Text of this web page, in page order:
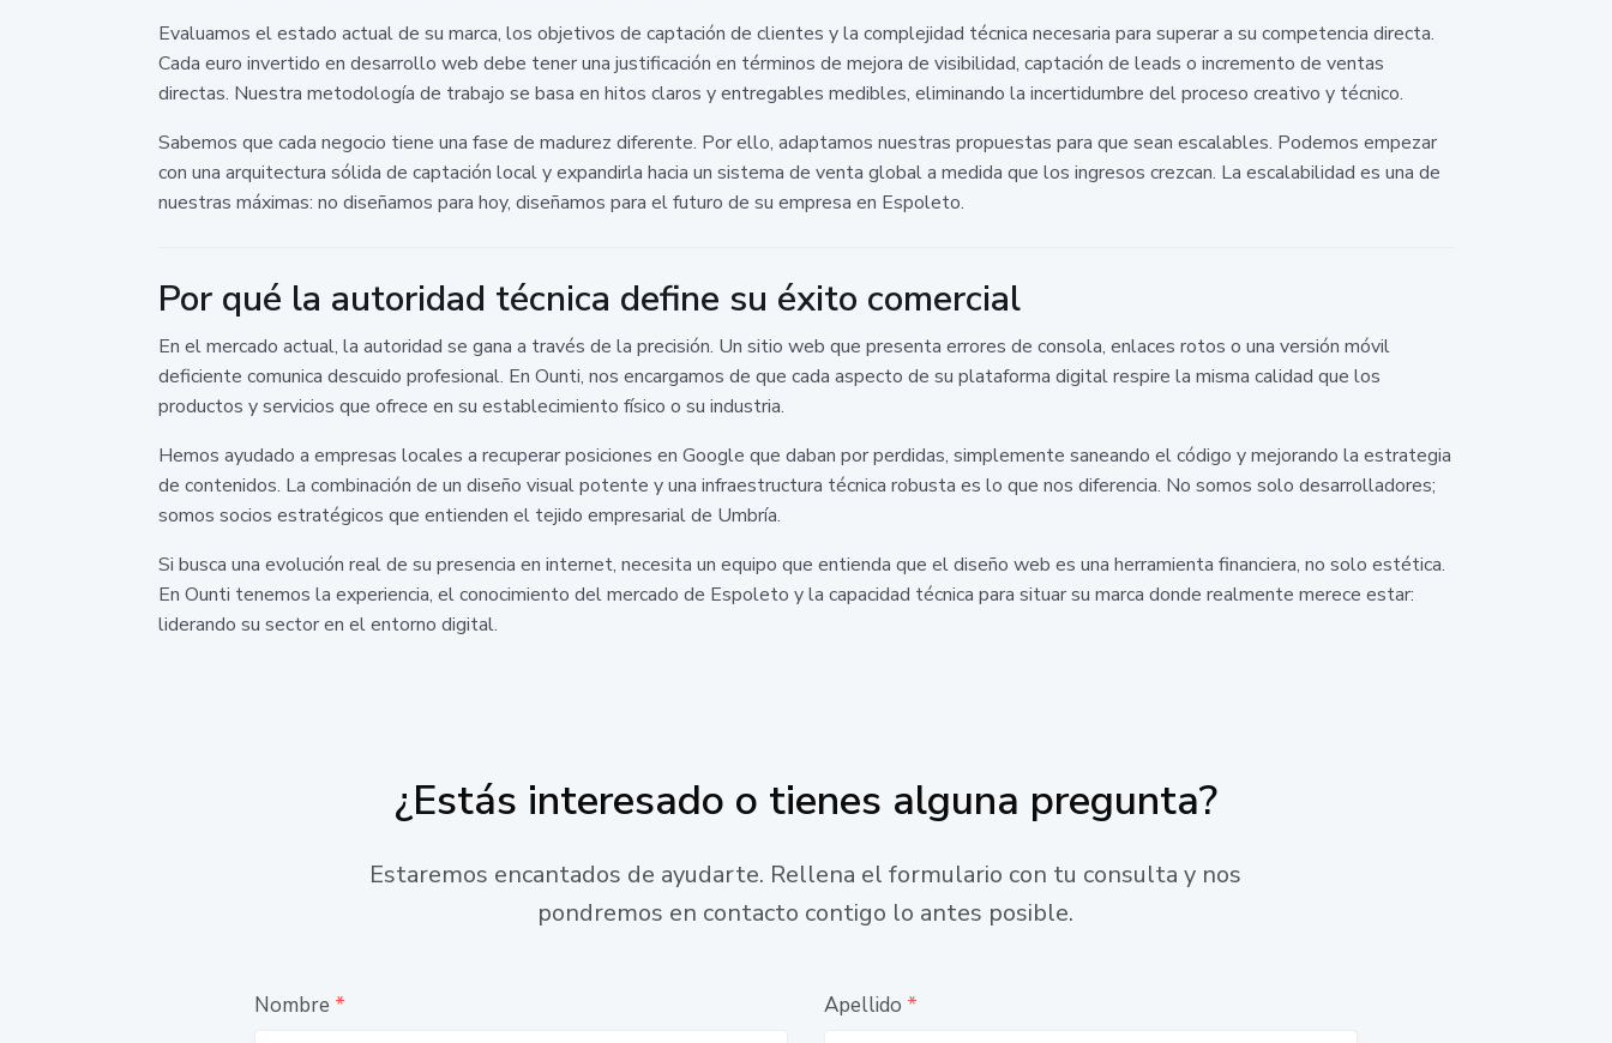
Evaluamos el estado actual de su marca, los objetivos de captación de clientes y la complejidad técnica necesaria para superar a su competencia directa.
Cada euro invertido en desarrollo web debe tener una justificación en términos de mejora de visibilidad, captación de leads o incremento de ventas
directas. Nuestra metodología de trabajo se basa en hitos claros y entregables medibles, eliminando la incertidumbre del proceso creativo y técnico.
Sabemos que cada negocio tiene una fase de madurez diferente. Por ello, adaptamos nuestras propuestas para que sean escalables. Podemos empezar
con una arquitectura sólida de captación local y expandirla hacia un sistema de venta global a medida que los ingresos crezcan. La escalabilidad es una de
nuestras máximas: no diseñamos para hoy, diseñamos para el futuro de su empresa en Espoleto.
Por qué la autoridad técnica define su éxito comercial
En el mercado actual, la autoridad se gana a través de la precisión. Un sitio web que presenta errores de consola, enlaces rotos o una versión móvil
deficiente comunica descuido profesional. En Ounti, nos encargamos de que cada aspecto de su plataforma digital respire la misma calidad que los
productos y servicios que ofrece en su establecimiento físico o su industria.
Hemos ayudado a empresas locales a recuperar posiciones en Google que daban por perdidas, simplemente saneando el código y mejorando la estrategia
de contenidos. La combinación de un diseño visual potente y una infraestructura técnica robusta es lo que nos diferencia. No somos solo desarrolladores;
somos socios estratégicos que entienden el tejido empresarial de Umbría.
Si busca una evolución real de su presencia en internet, necesita un equipo que entienda que el diseño web es una herramienta financiera, no solo estética.
En Ounti tenemos la experiencia, el conocimiento del mercado de Espoleto y la capacidad técnica para situar su marca donde realmente merece estar:
liderando su sector en el entorno digital.
¿Estás interesado o tienes alguna pregunta?
Estaremos encantados de ayudarte. Rellena el formulario con tu consulta y nos
pondremos en contacto contigo lo antes posible.
Nombre * Apellido *